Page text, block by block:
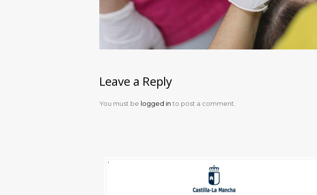
Leave a Reply
You must be logged in to post a comment.